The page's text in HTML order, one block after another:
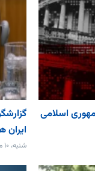
اسلامی
شنبه، ۱۰ مرداد، ۱۴۰۵